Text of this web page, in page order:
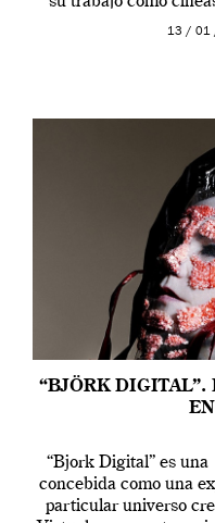
13 / 01
“BJÖRK DIGITAL”.
“Bjork Digital” es
concebida como una
particular universo